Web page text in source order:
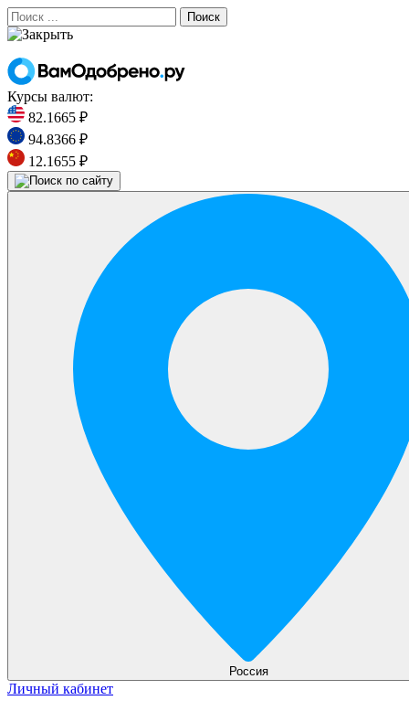
Поиск
Курсы валют:
82.1665 ₽
94.8366 ₽
12.1655 ₽
Россия
Личный кабинет